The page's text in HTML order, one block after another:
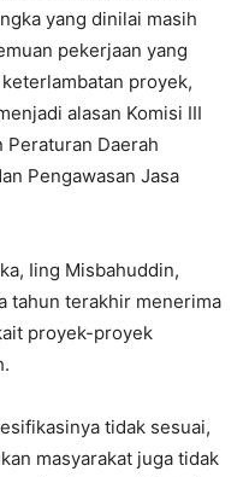
yang dinilai masih
pekerjaan yang
proyek,
alasan Komisi III
Peraturan Daerah
Pengawasan Jasa
Iing Misbahuddin,
tahun terakhir menerima
proyek-proyek
tidak sesuai,
masyarakat juga tidak